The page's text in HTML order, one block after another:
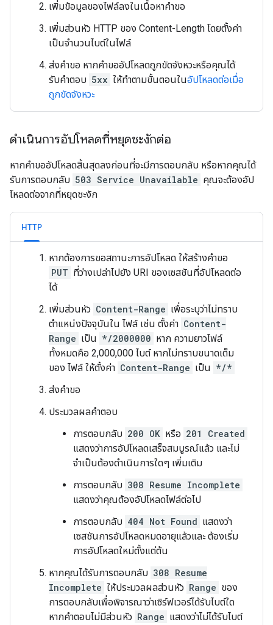
เพิ่มข้อมูลของไฟล์ลงในเนื้อหาคำขอ
เพิ่มส่วนหัว HTTP ของ Content-Length โดยตั้งค่า
เป็นจำนวนไบต์ในไฟล์
ส่งคำขอ หากคำขออัปโหลดถูกขัดจังหวะหรือคุณได้
รับคำตอบ 5xx ให้ทำตามขั้นตอนในอัปโหลดต่อเมื่อ
ถูกขัดจังหวะ
ดำเนินการอัปโหลดที่หยุดชะงักต่อ
หากคำขออัปโหลดสิ้นสุดลงก่อนที่จะมีการตอบกลับ หรือหากคุณได้
รับการตอบกลับ 503 Service Unavailable คุณจะต้องอัป
โหลดต่อจากที่หยุดชะงัก
HTTP
หากต้องการขอสถานะการอัปโหลด ให้สร้างคำขอ
PUT ที่ว่างเปล่าไปยัง URI ของเซสชันที่อัปโหลดต่อ
ได้
เพิ่มส่วนหัว Content-Range เพื่อระบุว่าไม่ทราบ
ตำแหน่งปัจจุบันใน ไฟล์ เช่น ตั้งค่า Content-
Range เป็น */2000000 หาก ความยาวไฟล์
ทั้งหมดคือ 2,000,000 ไบต์ หากไม่ทราบขนาดเต็ม
ของ ไฟล์ ให้ตั้งค่า Content-Range เป็น */*
ส่งคำขอ
ประมวลผลคำตอบ
การตอบกลับ 200 OK หรือ 201 Created
แสดงว่าการอัปโหลดเสร็จสมบูรณ์แล้ว และไม่
จำเป็นต้องดำเนินการใดๆ เพิ่มเติม
การตอบกลับ 308 Resume Incomplete
แสดงว่าคุณต้องอัปโหลดไฟล์ต่อไป
การตอบกลับ 404 Not Found แสดงว่า
เซสชันการอัปโหลดหมดอายุแล้วและ ต้องเริ่ม
การอัปโหลดใหม่ตั้งแต่ต้น
หากคุณได้รับการตอบกลับ 308 Resume
Incomplete ให้ประมวลผลส่วนหัว Range ของ
การตอบกลับเพื่อพิจารณาว่าเซิร์ฟเวอร์ได้รับไบต์ใด
หากคำตอบไม่มีส่วนหัว Range แสดงว่าไม่ได้รับไบต์